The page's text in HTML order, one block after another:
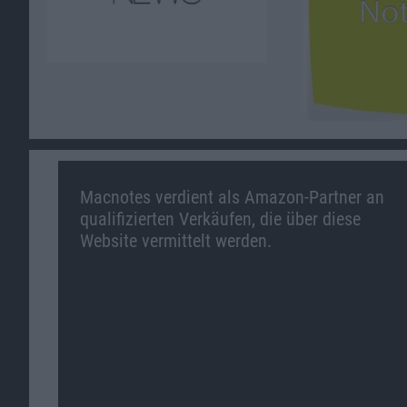
Macnotes verdient als Amazon-Partner an
qualifizierten Verkäufen, die über diese
Website vermittelt werden.